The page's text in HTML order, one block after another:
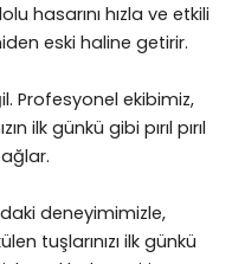
hasarını hızla ve etkili
eski haline getirir.
Profesyonel ekibimiz,
ilk günkü gibi pırıl pırıl
deneyimimizle,
tuşlarınızı ilk günkü